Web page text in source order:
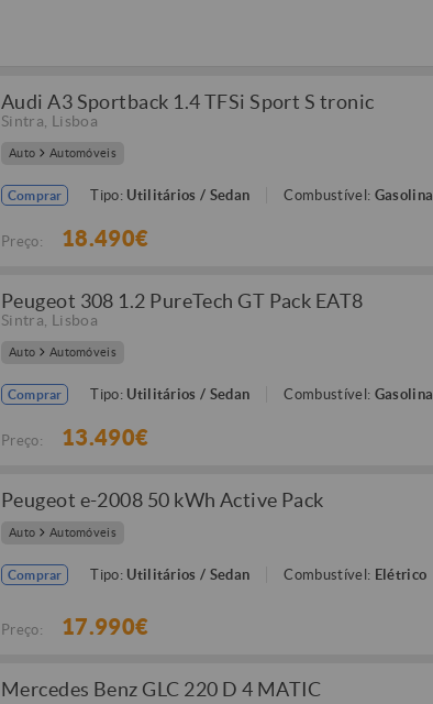
Audi A3 Sportback 1.4 TFSi Sport S tronic
Sintra Lisboa
Auto Automóveis
Comprar Tipo: Utilitários / Sedan Combustível: Gasolina
Preço: 18.490€
Peugeot 308 1.2 PureTech GT Pack EAT8
Sintra Lisboa
Auto Automóveis
Comprar Tipo: Utilitários / Sedan Combustível: Gasolina
Preço: 13.490€
Peugeot e-2008 50 kWh Active Pack
Auto Automóveis
Comprar Tipo: Utilitários / Sedan Combustível: Elétrico
Preço: 17.990€
Mercedes Benz GLC 220 D 4 MATIC